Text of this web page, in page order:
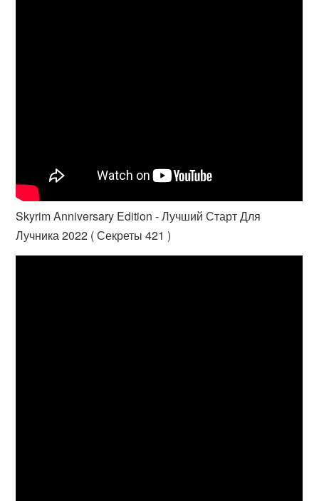
Skyrim Anniversary Edition - Лучший Старт Для
Лучника 2022 ( Секреты 421 )